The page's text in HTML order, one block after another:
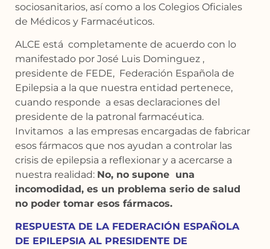
sociosanitarios, así como a los Colegios Oficiales
de Médicos y Farmacéuticos.
ALCE está completamente de acuerdo con lo
manifestado por José Luis Dominguez ,
presidente de FEDE, Federación Española de
Epilepsia a la que nuestra entidad pertenece,
cuando responde a esas declaraciones del
presidente de la patronal farmacéutica.
Invitamos a las empresas encargadas de fabricar
esos fármacos que nos ayudan a controlar las
crisis de epilepsia a reflexionar y a acercarse a
nuestra realidad: No, no supone una
incomodidad, es un problema serio de salud
no poder tomar esos fármacos.
RESPUESTA DE LA FEDERACIÓN ESPAÑOLA
DE EPILEPSIA AL PRESIDENTE DE